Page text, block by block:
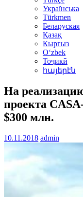
Українська
Türkmen
Беларуская
Қазақ
Кыргыз
Oʻzbek
Тоҷикӣ
հայերէն
На
проекта
$300 млн.
10.11.2018 admin